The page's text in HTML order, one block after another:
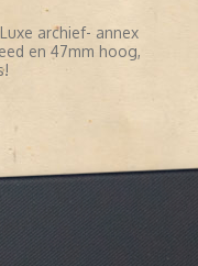
Luxe archief- annex
en 47mm hoog,